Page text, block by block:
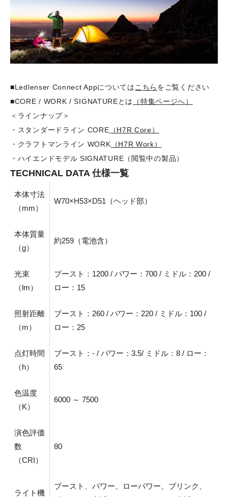
■Ledlenser Connect Appについては こちら をご覧ください
■CORE / WORK / SIGNATUREとは
（特集ページへ）
＜ラインナップ＞
・ スタンダードライン CORE （H7R Core）
・ クラフトマンライン WORK （H7R Work）
・ハイエンドモデル SIGNATURE（閲覧中の製品）
TECHNICAL DATA 仕様一覧
本体寸法
（mm）
W70×H53×D51（ヘッド部）
本体質量
（g）
約259（電池含）
光束
（lm）
ブースト：1200 / パワー：700 / ミドル：200 /
ロー：15
照射距離
（m）
ブースト：260 / パワー：220 / ミドル：100 /
ロー：25
点灯時間
（h）
ブースト：- / パワー：3.5/ ミドル：8 / ロー：
65
色温度
（K）
6000 ～ 7500
演色評価
数
（CRI）
80
ライト機
ブースト、パワー、ローパワー、ブリンク、